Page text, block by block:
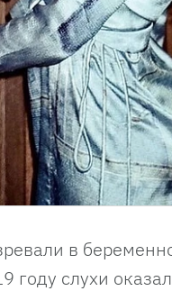
в
году слухи